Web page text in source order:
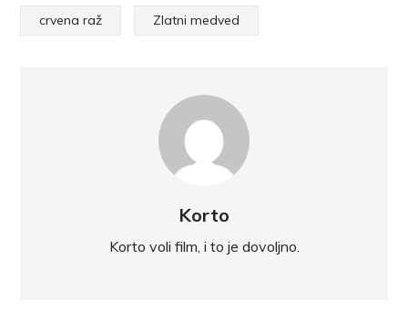
crvena raž Zlatni medved
Korto
Korto voli film, i to je dovoljno.